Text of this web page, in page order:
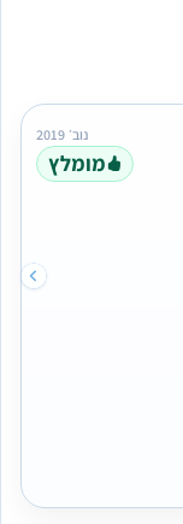
נוב׳ 2019
מומלץ